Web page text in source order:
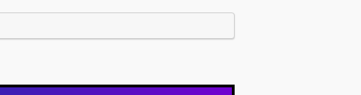
マ「エンドレス」、
マ「エンドレス」、